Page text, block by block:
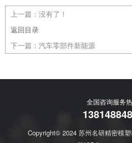
上一篇： 没有了！
返回目录
下一篇： 汽车零部件新能源
全国咨询服务
Copyright© 2024 苏州名研精密模